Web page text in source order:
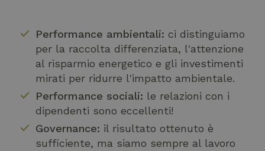
Performance ambientali: ci distinguiamo
per la raccolta differenziata, l'attenzione
al risparmio energetico e gli investimenti
mirati per ridurre l'impatto ambientale.
Performance sociali: le relazioni con i
dipendenti sono eccellenti!
Governance: il risultato ottenuto è
sufficiente, ma siamo sempre al lavoro